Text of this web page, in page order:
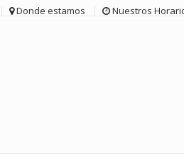
Donde estamos Nuestros